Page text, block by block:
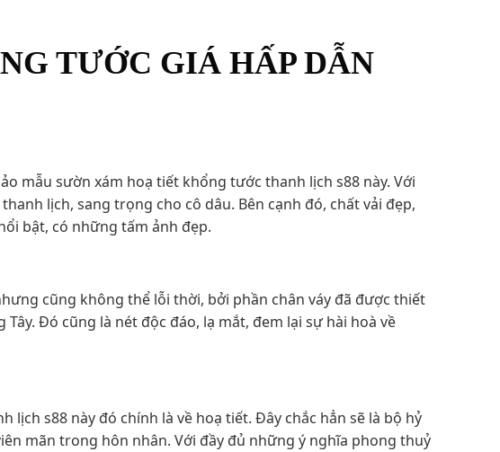
TƯỚC GIÁ HẤP DẪN
mẫu sườn xám hoạ tiết khổng tước thanh lịch s88 này. Với
lịch, sang trọng cho cô dâu. Bên cạnh đó, chất vải đẹp,
bật, có những tấm ảnh đẹp.
cũng không thể lỗi thời, bởi phần chân váy đã được thiết
Đó cũng là nét độc đáo, lạ mắt, đem lại sự hài hoà về
s88 này đó chính là về hoạ tiết. Đây chắc hẳn sẽ là bộ hỷ
mãn trong hôn nhân. Với đầy đủ những ý nghĩa phong thuỷ